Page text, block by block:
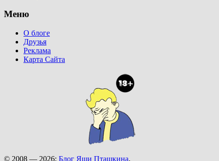
Меню
О блоге
Друзья
Реклама
Карта Сайта
© 2008 — 2026; Блог Яши Пташкина.